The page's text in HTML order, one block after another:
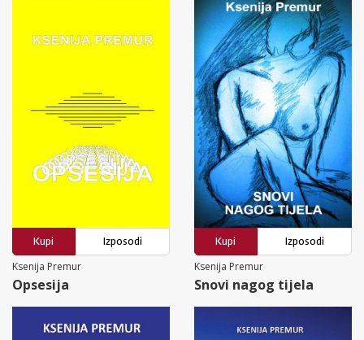
Kupi
Izposodi
Ksenija Premur
Opsesija
Kupi
Izposodi
Ksenija Premur
Snovi nagog tijela